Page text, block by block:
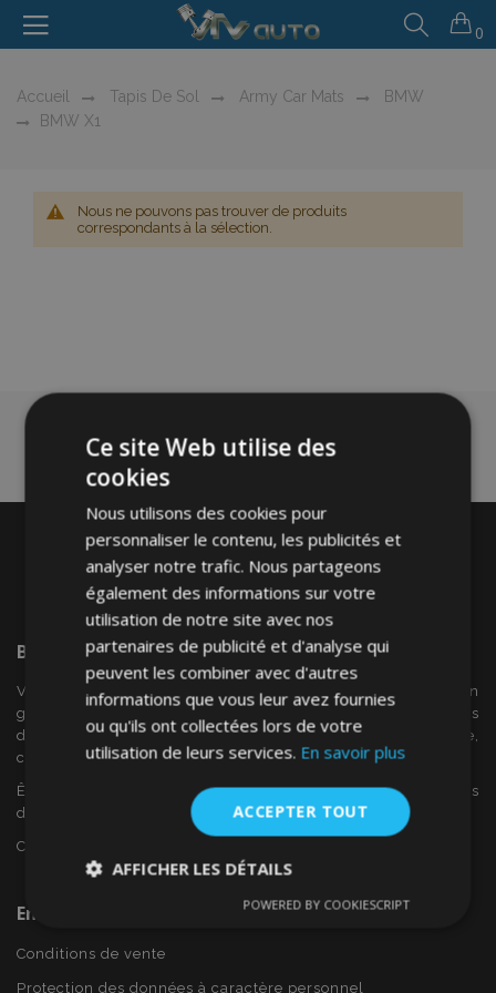
0
Accueil Tapis De Sol Army Car Mats
BMW
BMW X1
Nous ne pouvons pas trouver de produits
correspondants à la sélection.
Bienvenue SurVTVAuto
VTV voiture est un détaillant européen et fournisseur en
gros d'accessoires automobiles tels que:. les enjoliveurs, les
déflecteurs de vent, housses de siège, tapis de voiture,
couvertures de chrome et cadres ...
Êtes-vous intéressé par dropshipping ou voulez-vous
devenir notre partenaire?
Contactez-nous dès aujourd'hui!
En Savoir Plus Sur VTVAuto
Conditions de vente
Protection des données à caractère personnel
Ce site Web utilise des
cookies
Nous utilisons des cookies pour
personnaliser le contenu, les publicités et
analyser notre trafic. Nous partageons
également des informations sur votre
utilisation de notre site avec nos
partenaires de publicité et d'analyse qui
peuvent les combiner avec d'autres
informations que vous leur avez fournies
ou qu'ils ont collectées lors de votre
utilisation de leurs services. En savoir plus
ACCEPTER TOUT
AFFICHER LES DÉTAILS
Performance Ciblage
POWERED BY COOKIESCRIPT